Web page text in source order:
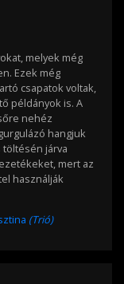
melyek még
Ezek még
csapatok voltak,
példányok is. A
nehéz
hangjuk
járva
mert az
használják
(Trió)